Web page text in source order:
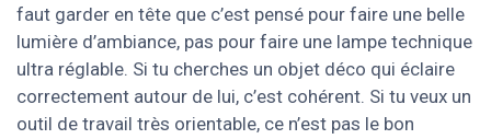
faut garder en tête que c’est pensé pour faire une belle
lumière d’ambiance, pas pour faire une lampe technique
ultra réglable. Si tu cherches un objet déco qui éclaire
correctement autour de lui, c’est cohérent. Si tu veux un
outil de travail très orientable, ce n’est pas le bon